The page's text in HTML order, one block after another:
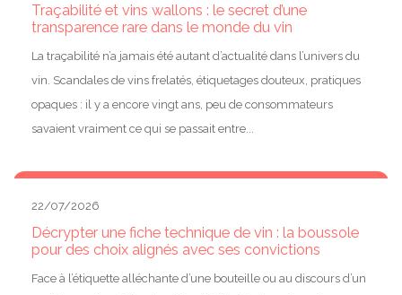
Traçabilité et vins wallons : le secret d’une
transparence rare dans le monde du vin
La traçabilité n’a jamais été autant d’actualité dans l’univers du
vin. Scandales de vins frelatés, étiquetages douteux, pratiques
opaques : il y a encore vingt ans, peu de consommateurs
savaient vraiment ce qui se passait entre...
22/07/2026
Décrypter une fiche technique de vin : la boussole
pour des choix alignés avec ses convictions
Face à l’étiquette alléchante d’une bouteille ou au discours d’un